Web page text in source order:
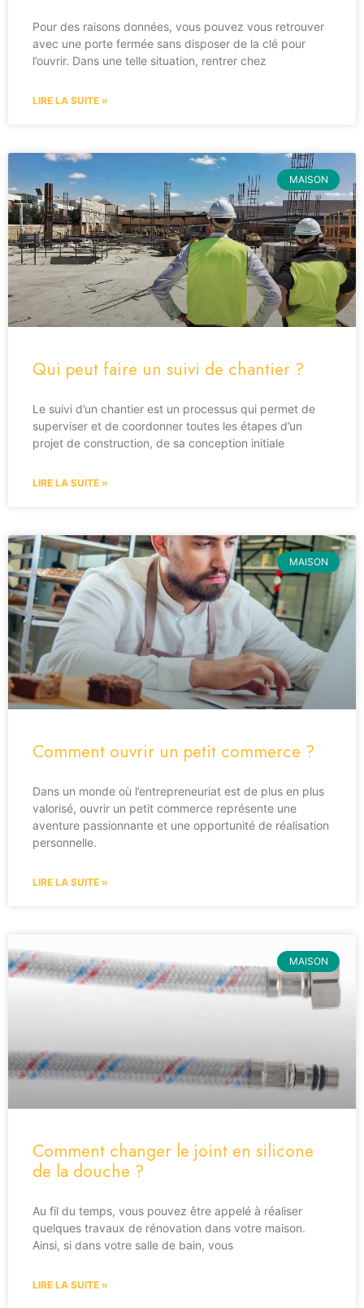
Pour des raisons données, vous pouvez vous retrouver
avec une porte fermée sans disposer de la clé pour
l’ouvrir. Dans une telle situation, rentrer chez
LIRE LA SUITE »
MAISON
Qui peut faire un suivi de chantier ?
Le suivi d’un chantier est un processus qui permet de
superviser et de coordonner toutes les étapes d’un
projet de construction, de sa conception initiale
LIRE LA SUITE »
MAISON
Comment ouvrir un petit commerce ?
Dans un monde où l’entrepreneuriat est de plus en plus
valorisé, ouvrir un petit commerce représente une
aventure passionnante et une opportunité de réalisation
personnelle.
LIRE LA SUITE »
MAISON
Comment changer le joint en silicone
de la douche ?
Au fil du temps, vous pouvez être appelé à réaliser
quelques travaux de rénovation dans votre maison.
Ainsi, si dans votre salle de bain, vous
LIRE LA SUITE »